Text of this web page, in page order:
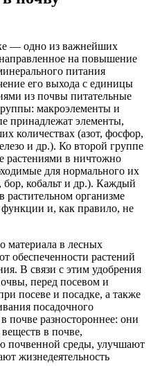
— одно из важнейших
на повышение
питания
его выхода с единицы
из почвы питательные
макроэлементы и
принадлежат элементы,
количествах (азот, фосфор,
и др.). Ко второй группе
растениями в ничтожно
для нормального их
кобальт и др.). Каждый
растительном организме
и, как правило, не
материала в лесных
обеспеченности растений
В связи с этим удобрения
перед посевом и
посеве и посадке, а также
посадочного
почве разностороннее: они
в почве,
почвенной среды, улучшают
жизнедеятельность